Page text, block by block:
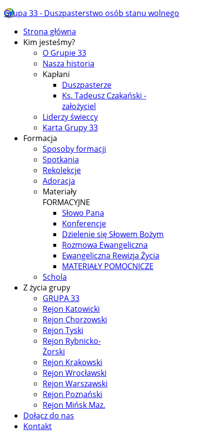
Grupa 33 - Duszpasterstwo osób stanu wolnego
Strona główna
Kim jesteśmy?
O Grupie 33
Nasza historia
Kapłani
Duszpasterze
Ks. Tadeusz Czakański -
założyciel
Liderzy świeccy
Karta Grupy 33
Formacja
Sposoby formacji
Spotkania
Rekolekcje
Adoracja
Materiały
FORMACYJNE
Słowo Pana
Konferencje
Dzielenie się Słowem Bożym
Rozmowa Ewangeliczna
Ewangeliczna Rewizja Życia
MATERIAŁY POMOCNICZE
Schola
Z życia grupy
GRUPA 33
Rejon Katowicki
Rejon Chorzowski
Rejon Tyski
Rejon Rybnicko-
Żorski
Rejon Krakowski
Rejon Wrocławski
Rejon Warszawski
Rejon Poznański
Rejon Mińsk Maz.
Dołącz do nas
Kontakt